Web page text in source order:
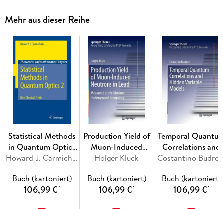
clinical samples quickly and highly efficiently.
Inhaltsverzeichnis
Introduction. - Materials and Methods. - Characterising
Magnetoferritin and Cationised Magnetoferritin. - Stem Cell
Labelling with Cationised Magnetoferritin. - Toxicological
Profiling of Cationised Magnetoferritin. - Escherichia coli
labelling with Cationised Magnetoferritin. - Overall
Conclusions and Future Opportunities.
Mehr aus dieser Reihe
Statistical Methods
in Quantum Optics
2
Howard J. Carmichael
Buch (kartoniert)
106,99 €*
Production Yield of
Muon-Induced
Neutrons in Lead
Holger Kluck
Buch (kartoniert)
106,99 €*
Temporal
Correlations and
Hidden Variable
Costantino
Buch (kartoniert)
106,99 €*